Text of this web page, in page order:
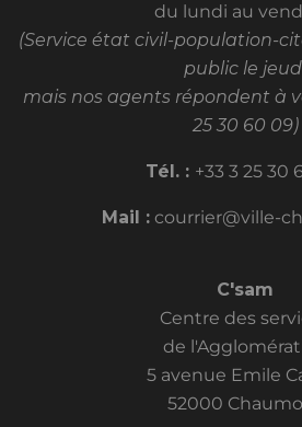
du lundi au
(Service état civil-population-
public le
mais nos agents répondent à
25 30 60 09)
Tél. : +33 3 25 30
Mail : courrier@ville-
C'sam
Centre des
de
5 avenue Emile
52000